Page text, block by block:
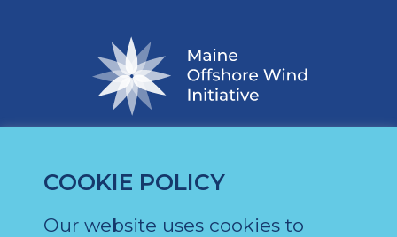
COOKIE POLICY
Our website uses cookies to